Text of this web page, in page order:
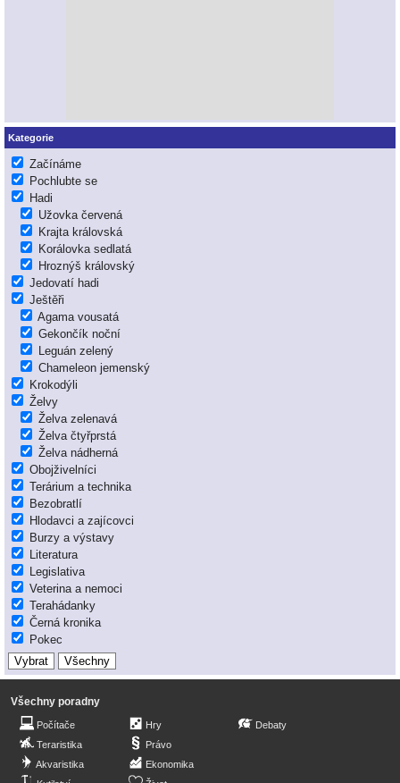
Kategorie
Začínáme
Pochlubte se
Hadi
Užovka červená
Krajta královská
Korálovka sedlatá
Hroznýš královský
Jedovatí hadi
Ještěři
Agama vousatá
Gekončík noční
Leguán zelený
Chameleon jemenský
Krokodýli
Želvy
Želva zelenavá
Želva čtyřprstá
Želva nádherná
Obojživelníci
Terárium a technika
Bezobratlí
Hlodavci a zajícovci
Burzy a výstavy
Literatura
Legislativa
Veterina a nemoci
Terahádanky
Černá kronika
Pokec
Všechny poradny
Počítače
Teraristika
Akvaristika
Hry
Právo
Ekonomika
Debaty